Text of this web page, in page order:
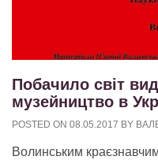
Побачило світ
музейництво в
POSTED ON 08.05.2017 BY
Волинським